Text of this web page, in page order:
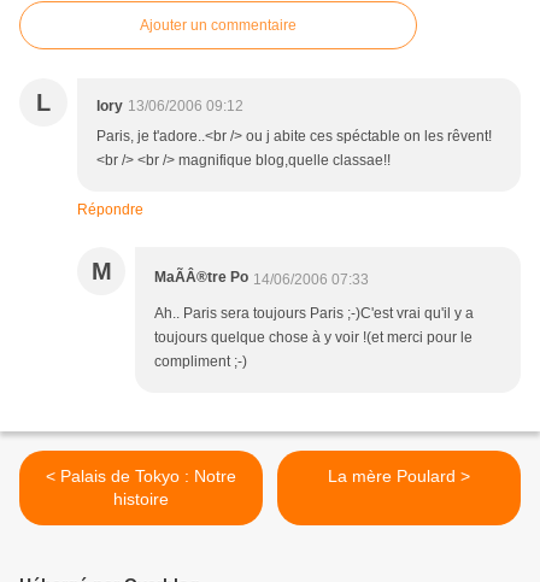
Ajouter un commentaire
L lory 13/06/2006 09:12
Paris, je t'adore..<br /> ou j abite ces spéctable on les rêvent!
<br /> <br /> magnifique blog,quelle classae!!
Répondre
M MaÃÂ®tre Po 14/06/2006 07:33
Ah.. Paris sera toujours Paris ;-)C'est vrai qu'il y a
toujours quelque chose à y voir !(et merci pour le
compliment ;-)
< Palais de Tokyo : Notre
histoire
La mère Poulard >